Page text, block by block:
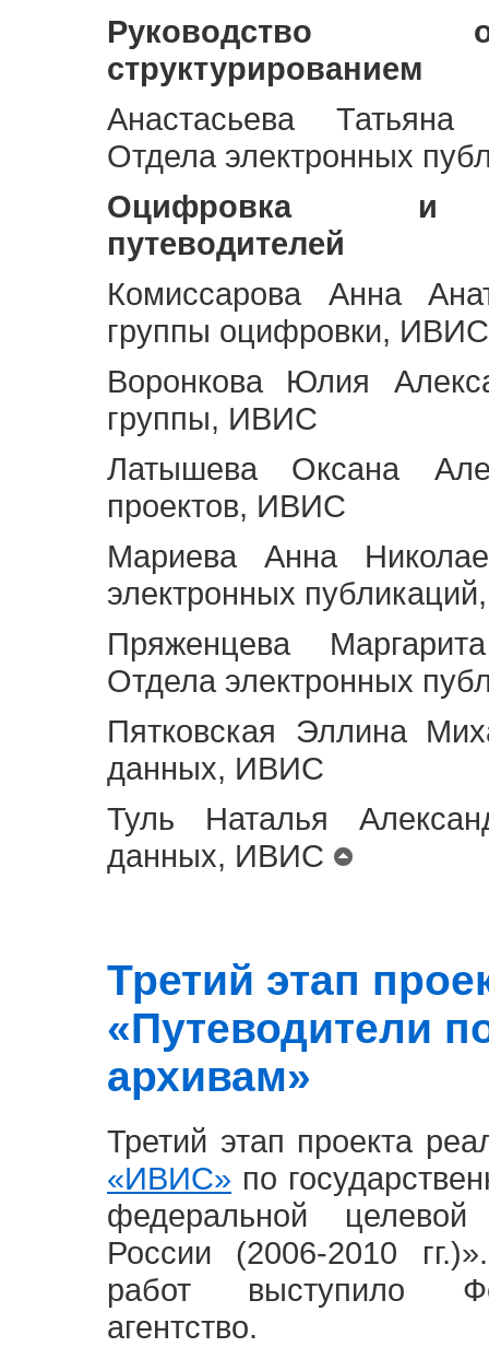
Руководство
структурированием
Анастасьева Татьяна
Отдела электронных
Оцифровка и
путеводителей
Комиссарова Анна
группы оцифровки, ИВИС
Воронкова Юлия
группы, ИВИС
Латышева Оксана
проектов, ИВИС
Мариева Анна
электронных
Пряженцева
Отдела электронных
Пятковская Эллина
данных, ИВИС
Туль Наталья
данных, ИВИС
Третий этап
«Путеводители
архивам»
Третий этап проекта
«ИВИС» по
федеральной
России (2006-2010
работ выступило
агентство.